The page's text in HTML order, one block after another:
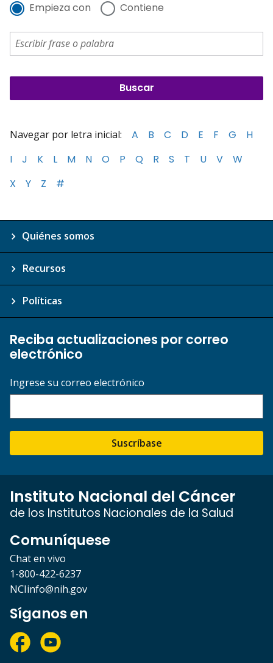
Empieza con Contiene
Navegar por letra inicial: A B C D E F G
H
I
J K L M N O P Q R S T U V
W
X
Y Z #
Quiénes somos
Recursos
Políticas
Reciba actualizaciones por correo
electrónico
Ingrese su correo electrónico
Suscríbase
Instituto Nacional del Cáncer
de los Institutos Nacionales de la Salud
Comuníquese
Chat en vivo
1-800-422-6237
NCIinfo@nih.gov
Síganos en